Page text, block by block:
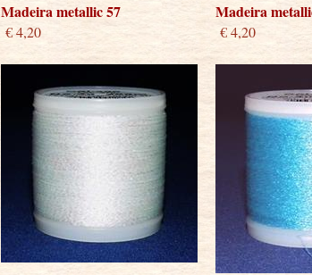
Madeira metallic 57
€ 4,20
Madeira
€ 4,20